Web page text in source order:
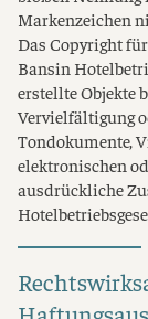
Markenzeichen
Das Copyright
Bansin
erstellte Objekte
Vervielfältigung
Tondokumente,
elektronischen
ausdrückliche